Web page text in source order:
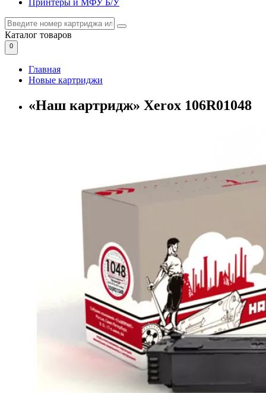
Принтеры и МФУ Б/У
Каталог товаров
0
Главная
Новые картриджи
«Наш картридж» Xerox 106R01048